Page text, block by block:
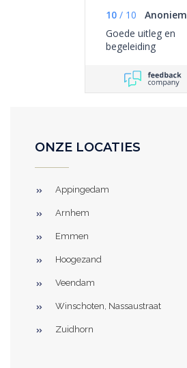
10 / 10
Anoniem
Goede uitleg en
begeleiding
ONZE LOCATIES
Appingedam
Arnhem
Emmen
Hoogezand
Veendam
Winschoten, Nassaustraat
Zuidhorn